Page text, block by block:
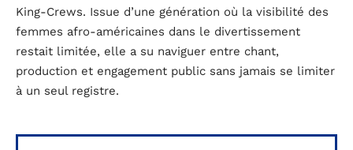
King-Crews. Issue d’une génération où la visibilité des
femmes afro-américaines dans le divertissement
restait limitée, elle a su naviguer entre chant,
production et engagement public sans jamais se limiter
à un seul registre.